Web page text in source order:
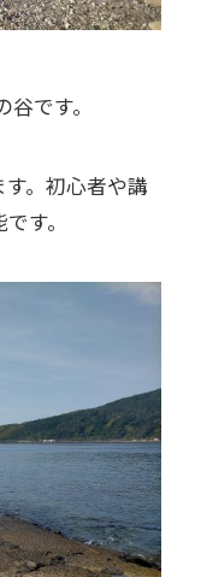
です。
。初心者や講
す。